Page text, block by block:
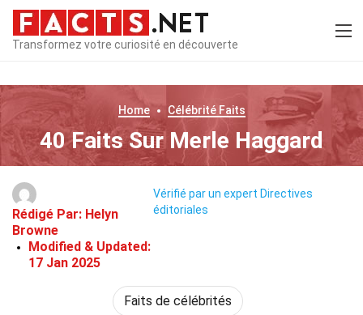
Transformez votre curiosité en découverte
Home CélébritéFaits
40 Faits Sur Merle Haggard
Rédigé Par: Helyn
Browne
Modified & Updated:
17 Jan 2025
Vérifié par un expert Directives
éditoriales
Faits de célébrités